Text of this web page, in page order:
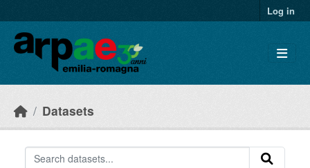
Log in
Datasets